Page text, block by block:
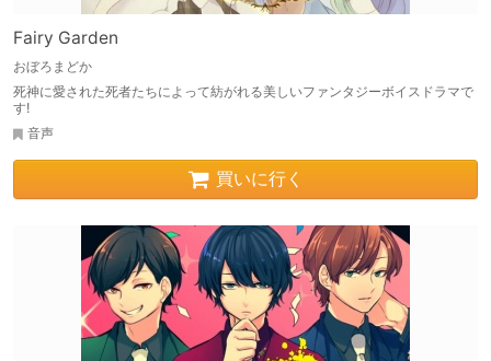
Fairy Garden
おぼろまどか
死神に愛された死者たちによって紡がれる美しいファンタジーボイスドラマで
す!
音声
買いに行く